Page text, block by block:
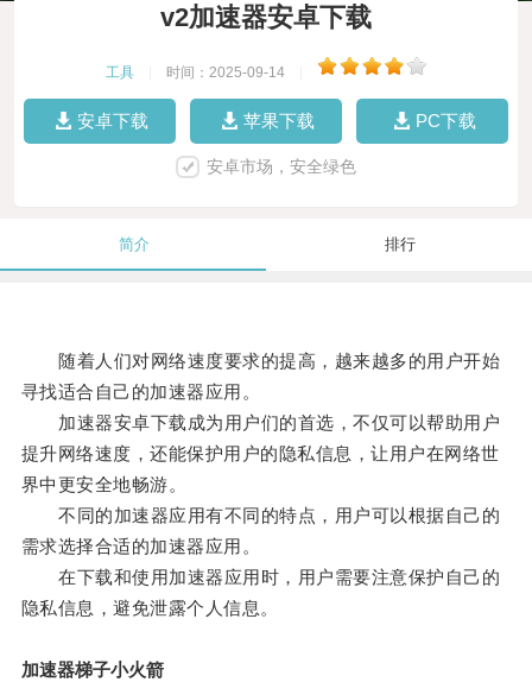
v2加速器安卓下载
工具 时间：2025-09-14
安卓下载 苹果下载 PC下载
安卓市场，安全绿色
简介 排行
随着人们对网络速度要求的提高，越来越多的用户开始
寻找适合自己的加速器应用。
加速器安卓下载成为用户们的首选，不仅可以帮助用户
提升网络速度，还能保护用户的隐私信息，让用户在网络世
界中更安全地畅游。
不同的加速器应用有不同的特点，用户可以根据自己的
需求选择合适的加速器应用。
在下载和使用加速器应用时，用户需要注意保护自己的
隐私信息，避免泄露个人信息。
加速器梯子小火箭